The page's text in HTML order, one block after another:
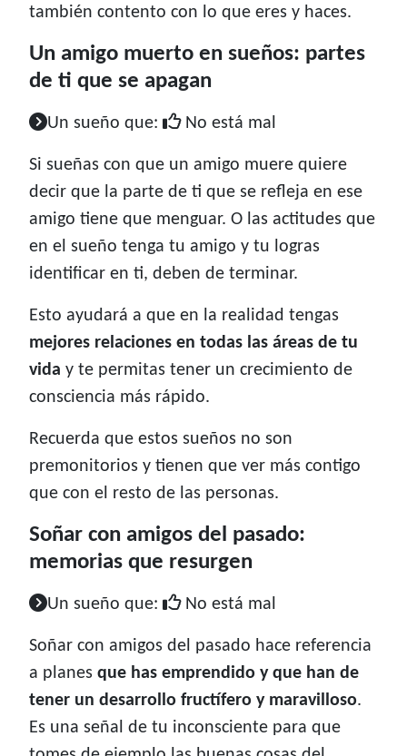
también contento con lo que eres y haces.
Un amigo muerto en sueños: partes
de ti que se apagan
Un sueño que: No está mal
Si sueñas con que un amigo muere quiere
decir que la parte de ti que se refleja en ese
amigo tiene que menguar. O las actitudes que
en el sueño tenga tu amigo y tu logras
identificar en ti, deben de terminar.
Esto ayudará a que en la realidad tengas
mejores relaciones en todas las áreas de tu
vida y te permitas tener un crecimiento de
consciencia más rápido.
Recuerda que estos sueños no son
premonitorios y tienen que ver más contigo
que con el resto de las personas.
Soñar con amigos del pasado:
memorias que resurgen
Un sueño que: No está mal
Soñar con amigos del pasado hace referencia
a planes que has emprendido y que han de
tener un desarrollo fructífero y maravilloso.
Es una señal de tu inconsciente para que